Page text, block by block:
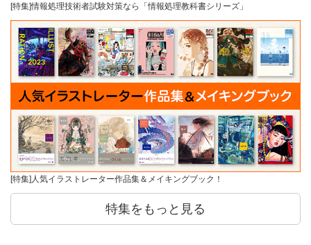
[特集]情報処理技術者試験対策なら「情報処理教科書シリーズ」
[特集]人気イラストレーター作品集＆メイキングブック！
特集をもっと見る